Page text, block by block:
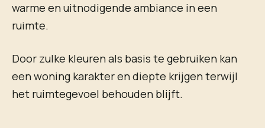
warme en uitnodigende ambiance in een
ruimte.
Door zulke kleuren als basis te gebruiken kan
een woning karakter en diepte krijgen terwijl
het ruimtegevoel behouden blijft.